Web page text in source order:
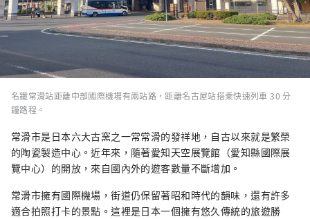
名鐵常滑站距離中部國際機場有兩站路，距離名古屋站搭乘快速列車 30 分
鐘路程。
常滑市是日本六大古窯之一常常滑的發祥地，自古以來就是繁榮
的陶瓷製造中心。近年來，隨著愛知天空展覽館（愛知縣國際展
覽中心）的開放，來自國內外的遊客數量不斷增加。
常滑市擁有國際機場，街道仍保留著昭和時代的韻味，還有許多
適合拍照打卡的景點。這裡是日本一個擁有悠久傳統的旅遊勝